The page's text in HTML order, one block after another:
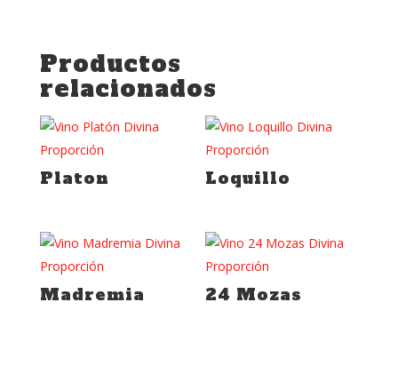
Productos
relacionados
Platon Loquillo
Madremia 24 Mozas